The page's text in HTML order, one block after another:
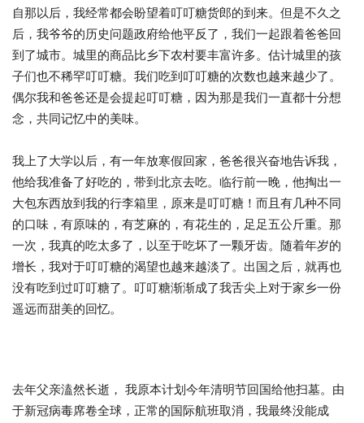
自那以后，我经常都会盼望着叮叮糖货郎的到来。但是不久之
后，我爷爷的历史问题政府给他平反了，我们一起跟着爸爸回
到了城市。城里的商品比乡下农村要丰富许多。估计城里的孩
子们也不稀罕叮叮糖。我们吃到叮叮糖的次数也越来越少了。
偶尔我和爸爸还是会提起叮叮糖，因为那是我们一直都十分想
念，共同记忆中的美味。
我上了大学以后，有一年放寒假回家，爸爸很兴奋地告诉我，
他给我准备了好吃的，带到北京去吃。临行前一晚，他掏出一
大包东西放到我的行李箱里，原来是叮叮糖！而且有几种不同
的口味，有原味的，有芝麻的，有花生的，足足五公斤重。那
一次，我真的吃太多了，以至于吃坏了一颗牙齿。随着年岁的
增长，我对于叮叮糖的渴望也越来越淡了。出国之后，就再也
没有吃到过叮叮糖了。叮叮糖渐渐成了我舌尖上对于家乡一份
遥远而甜美的回忆。
去年父亲溘然长逝， 我原本计划今年清明节回国给他扫墓。由
于新冠病毒席卷全球，正常的国际航班取消，我最终没能成